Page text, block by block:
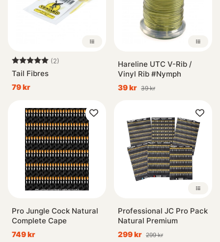
Betyg: (2)
5.0 utav 5 stjärnor
Tail Fibres
79 kr
Hareline UTC V-Rib /
Vinyl Rib #Nymph
39 kr 39 kr
Pro Jungle Cock Natural
Complete Cape
749 kr
Professional JC Pro Pack
Natural Premium
299 kr 299 kr